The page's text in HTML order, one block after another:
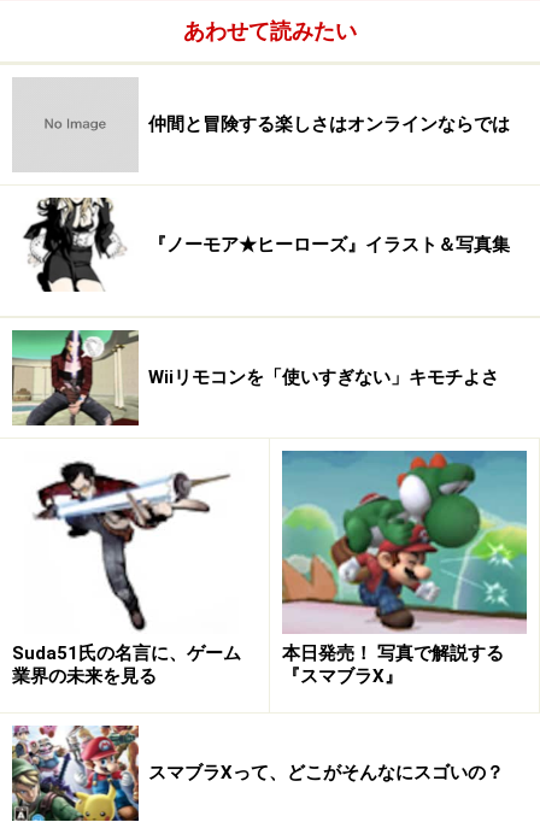
あわせて読みたい
仲間と冒険する楽しさはオンラインならでは
『ノーモア★ヒーローズ』イラスト＆写真集
Wiiリモコンを「使いすぎない」キモチよさ
Suda51氏の名言に、ゲーム
業界の未来を見る
本日発売！ 写真で解説する
『スマブラX』
スマブラXって、どこがそんなにスゴいの？